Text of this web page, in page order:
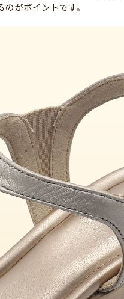
がポイントです。